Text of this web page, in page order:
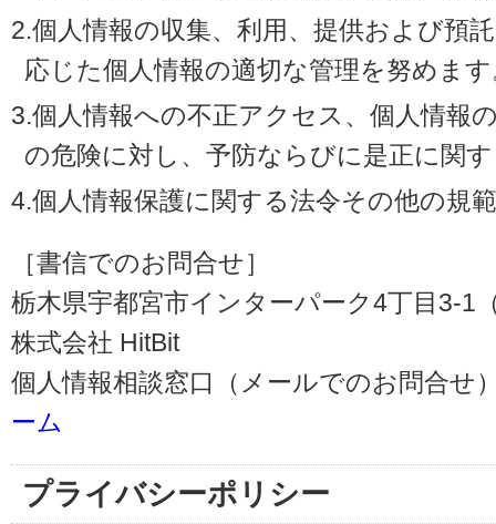
2.個人情報の収集、利用、提供および預
応じた個人情報の適切な管理を努めま
3.個人情報への不正アクセス、個人情報
の危険に対し、予防ならびに是正に関
4.個人情報保護に関する法令その他の規
［書信でのお問合せ］
栃木県宇都宮市インターパーク4丁目3-1
株式会社 HitBit
個人情報相談窓口（メールでのお問合せ
ーム
プライバシーポリシー